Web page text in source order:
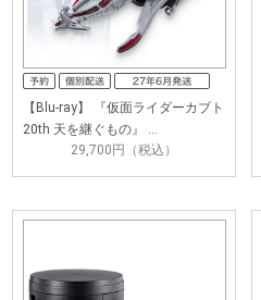
【Blu-ray】 『仮面ライダーカブト
20th 天を継ぐもの』 …
29,700円（税込）